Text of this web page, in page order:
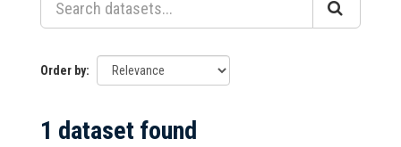
Order by
1 dataset found